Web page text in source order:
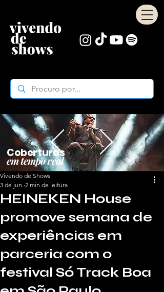
Coberturas
em tempo real
HEINEKEN House
promove semana de
experiências em
parceria com o
festival Só Track Boa
Vivendo de Shows
3 de jun. 2 min de leitura